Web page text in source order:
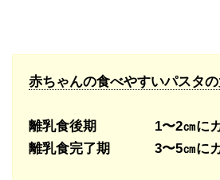
赤ちゃんの食べやすいパスタ
離乳食後期 1〜2㎝にカ
離乳食完了期 3〜5㎝にカ